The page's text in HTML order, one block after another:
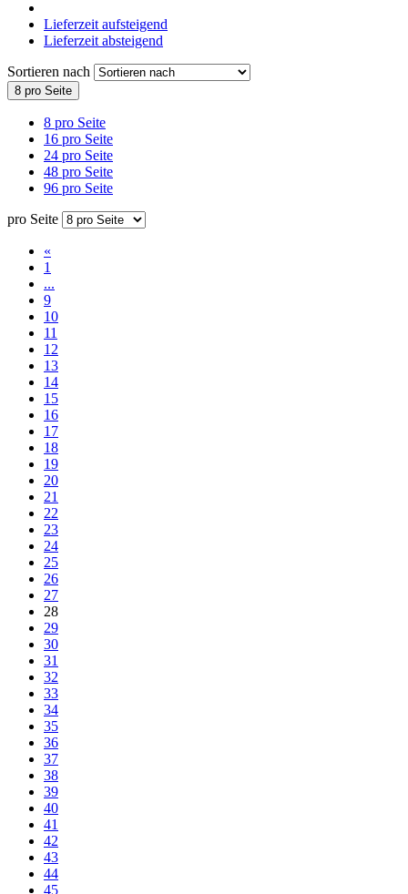
Lieferzeit aufsteigend
Lieferzeit absteigend
Sortieren nach
8 pro Seite
8 pro Seite
16 pro Seite
24 pro Seite
48 pro Seite
96 pro Seite
pro Seite
«
1
...
9
10
11
12
13
14
15
16
17
18
19
20
21
22
23
24
25
26
27
28
29
30
31
32
33
34
35
36
37
38
39
40
41
42
43
44
45